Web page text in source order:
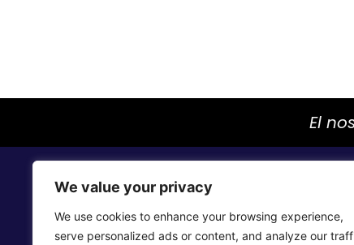
We value your privacy
We use cookies to enhance your browsing experience,
serve personalized ads or content, and analyze our
El